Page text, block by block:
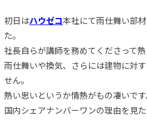
初日はハウゼコ本社にて雨仕舞い部
た。
社長自らが講師を務めてくださって熱
雨仕舞いや換気、さらには建物に対
せん。
熱い思いというか情熱がもの凄いです
国内シェアナンバーワンの理由を見た